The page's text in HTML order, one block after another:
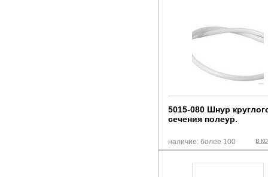
5015-080 Шнур
сечения полеур.
в
наличие: более 100